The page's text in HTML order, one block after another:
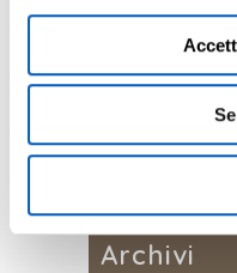
dei cookie necessari.
eventualmente
l'Informativa suCookies
consenso in qualsiasi
Mostra Dettagli.
Archivi